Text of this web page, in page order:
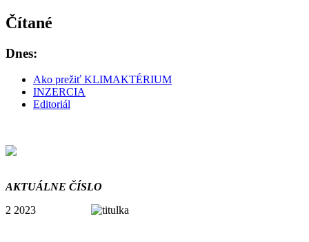
Čítané
Dnes:
Ako prežiť KLIMAKTÉRIUM
INZERCIA
Editoriál
AKTUÁLNE ČÍSLO
2 2023